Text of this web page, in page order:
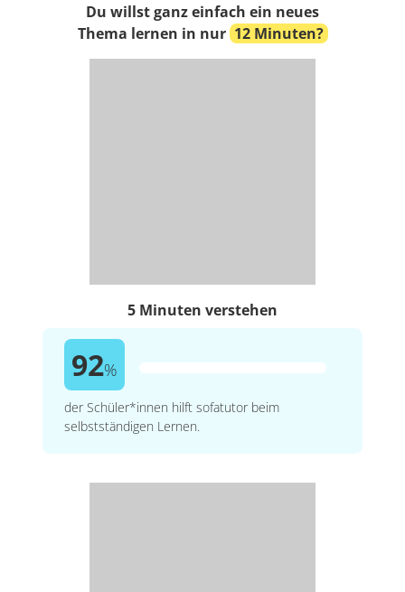
Du willst ganz einfach ein neues
Thema lernen in nur 12 Minuten?
5 Minuten verstehen
92%
der Schüler*innen hilft sofatutor beim
selbstständigen Lernen.